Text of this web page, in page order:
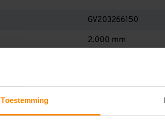
Toestemming
GV203266150
2.000 mm